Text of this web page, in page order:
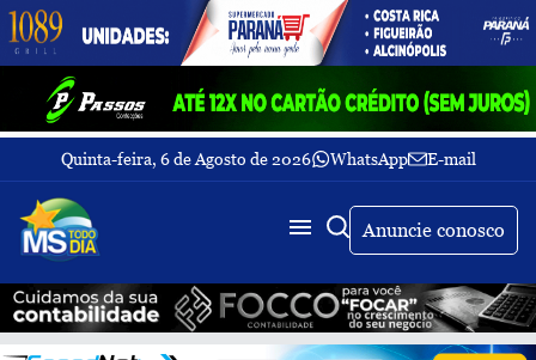
Quinta-feira, 6 de Agosto de 2026 WhatsApp E-mail
Fechar Menu
Últimas
notícias
Galeria
de
fotos
Anuncie conosco
Buscar